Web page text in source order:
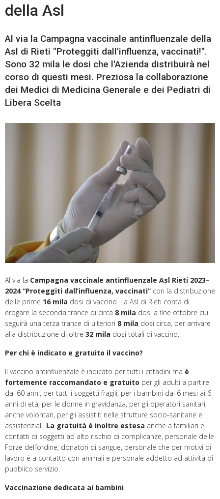
della Asl
Al via la Campagna vaccinale antinfluenzale della
Asl di Rieti "Proteggiti dall'influenza, vaccinati!".
Sono 32 mila le dosi che l'Azienda distribuirà nel
corso di questi mesi. Preziosa la collaborazione
dei Medici di Medicina Generale e dei Pediatri di
Libera Scelta
Al via la Campagna vaccinale antinfluenzale Asl Rieti 2023–
2024 “Proteggiti dall’influenza, vaccinati” con la distribuzione
delle prime 16 mila dosi di vaccino. La Asl di Rieti conta di
erogare la seconda trance di circa 8 mila dosi a fine ottobre cui
seguirà una terza trance di ulteriori 8 mila dosi circa, per arrivare
alla distribuzione di oltre 32 mila dosi totali di vaccino.
Per chi è indicato e gratuito il vaccino?
Il vaccino antinfluenzale è indicato per tutti i cittadini ma è
fortemente raccomandato e gratuito per gli adulti a partire
dai 60 anni, per tutti i soggetti fragili, per i bambini dai 6 mesi ai 6
anni di età, per le donne in gravidanza, per gli operatori sanitari,
anche volontari, per gli assistiti nelle strutture socio-sanitarie e
assistenziali. La gratuità è inoltre estesa anche a familiari e
contatti di soggetti ad alto rischio di complicanze, personale delle
Forze dell’ordine, donatori di sangue, personale che per motivi di
lavoro è a contatto con animali e personale addetto ad attività di
pubblico servizio.
Vaccinazione dedicata ai bambini